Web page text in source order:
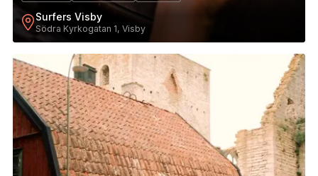
Surfers Visby
Södra Kyrkogatan 1, Visby
2